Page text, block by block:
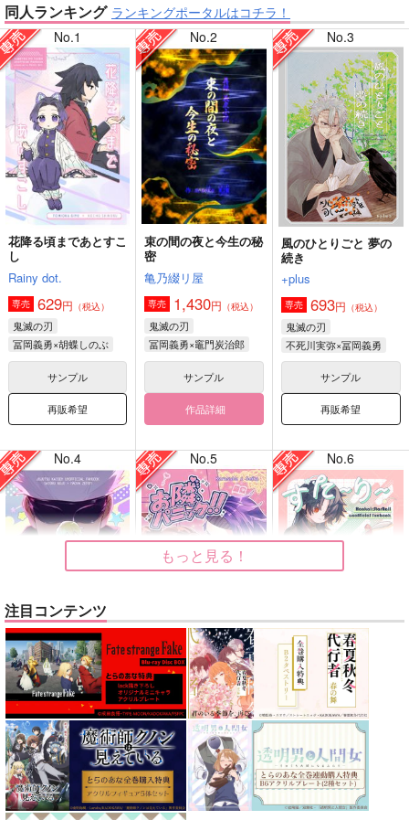
【僕のヒーローアカデミア】 【鬼滅の刃】
【原神】 【ゲゲゲの鬼太郎】
【僕のヒーローアカデミア】
同人ランキング ランキングポータルはコチラ！
No.1
花降る頃まであとすこ
し
Rainy dot.
専売 629円 （税込）
鬼滅の刃
冨岡義勇×胡蝶しのぶ
サンプル
再販希望
No.2
束の間の夜と今生の秘
密
亀乃綴リ屋
専売 1,430円 （税込）
鬼滅の刃
冨岡義勇×竈門炭治郎
サンプル
作品詳細
No.3
風のひとりごと 夢の
続き
+plus
専売 693円 （税込）
鬼滅の刃
不死川実弥×冨岡義勇
サンプル
再販希望
No.4
どうぞ、しばしの戯れ
を！
はたけおこし
専売 629円 （税込）
呪術廻戦
五条悟×禪院直哉
サンプル
No.5
お隣パニック!!
キャロル
専売 1,100円（税込）
その他
カラスバ×セイカ
サンプル
No.6
すたーりーきゃっとう
ぉーく
妄想消しごむハンコ
専売 440円 （税込）
崩壊：スターレイル
刃
景元
サンプル
もっと見る！
注目コンテンツ